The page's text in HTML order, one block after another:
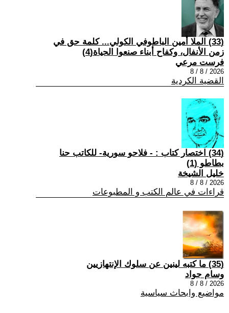
(33) الملا أمين الباطوفي الكولي... كلمة حق في
زمن الأنفال، وكفاح أبناء صنعوا الحياة(4)
فرست مرعي
2026 / 8 / 8
القضية الكردية
(34) اختصار كتاب : - فلاحو سورية- للكاتب حنا
بطاطو (1)
خليل الشيخة
2026 / 8 / 8
قراءات في عالم الكتب و المطبوعات
(35) ما كتبه لينين عن سلوك الإنتهازيين
وسام جواد
2026 / 8 / 8
مواضيع وابحاث سياسية